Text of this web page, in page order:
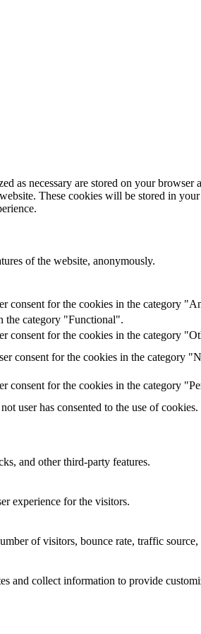
as necessary are stored on your browser
These cookies will be stored in
of the website, anonymously.
consent for the cookies in the category
the category "Functional".
consent for the cookies in the category
consent for the cookies in the category
consent for the cookies in the category
user has consented to the use of
and other third-party features.
experience for the visitors.
of visitors, bounce rate, traffic source,
and collect information to provide